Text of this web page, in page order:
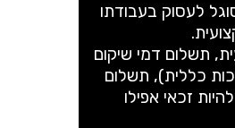
20% לפחות ואינו מסוגל לעסוק בעבודתו
תשלום דמי שיקום
כללית), תשלום
היא 65% ומעלה יכול להיות זכאי אפילו